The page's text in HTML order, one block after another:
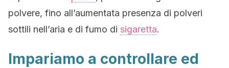
polvere, fino all’aumentata presenza di polveri
sottili nell’aria e di fumo di sigaretta.
Impariamo a controllare ed